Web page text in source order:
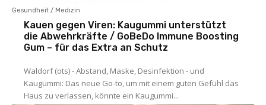
Gesundheit / Medizin
Kauen gegen Viren: Kaugummi unterstützt
die Abwehrkräfte / GoBeDo Immune Boosting
Gum – für das Extra an Schutz
Waldorf (ots) - Abstand, Maske, Desinfektion - und
Kaugummi: Das neue Go-to, um mit einem guten Gefühl das
Haus zu verlassen, könnte ein Kaugummi...